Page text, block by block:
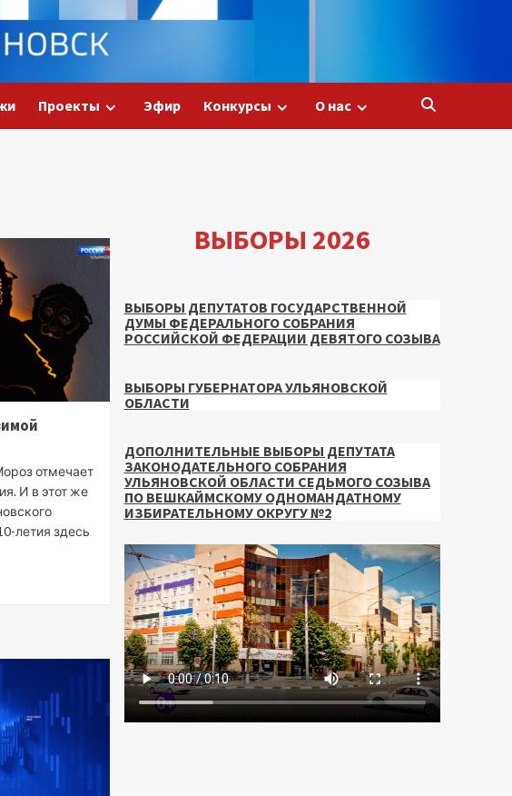
Проекты Эфир Конкурсы О нас
отмечает
И в этот же
летия здесь
ВЫБОРЫ 2026
ВЫБОРЫ ДЕПУТАТОВ ГОСУДАРСТВЕННОЙ
ДУМЫ ФЕДЕРАЛЬНОГО СОБРАНИЯ
РОССИЙСКОЙ ФЕДЕРАЦИИ ДЕВЯТОГО СОЗЫВА
ВЫБОРЫ ГУБЕРНАТОРА УЛЬЯНОВСКОЙ
ОБЛАСТИ
ДОПОЛНИТЕЛЬНЫЕ ВЫБОРЫ ДЕПУТАТА
ЗАКОНОДАТЕЛЬНОГО СОБРАНИЯ
УЛЬЯНОВСКОЙ ОБЛАСТИ СЕДЬМОГО СОЗЫВА
ПО ВЕШКАЙМСКОМУ ОДНОМАНДАТНОМУ
ИЗБИРАТЕЛЬНОМУ ОКРУГУ №2